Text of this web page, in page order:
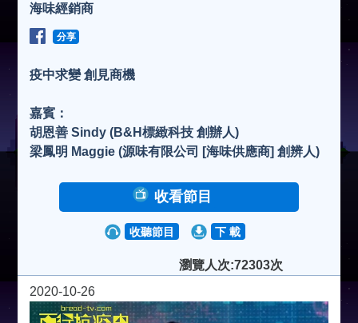
海味經銷商
分享
疫中求變 創見商機
嘉賓：
胡恩善 Sindy (B&H標緻科技 創辦人)
梁鳳明 Maggie (源味有限公司 [海味供應商] 創辨人)
收看節目
收聽節目 下 載
瀏覽人次:72303次
2020-10-26